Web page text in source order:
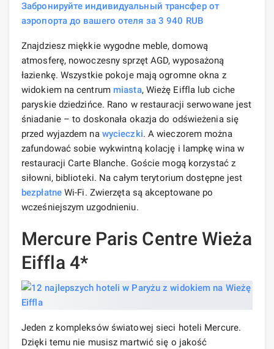
Забронируйте индивидуальный трансфер от
аэропорта до вашего отеля за 3 940 RUB
Znajdziesz miękkie wygodne meble, domową
atmosferę, nowoczesny sprzęt AGD, wyposażoną
łazienkę. Wszystkie pokoje mają ogromne okna z
widokiem na centrum miasta, Wieżę Eiffla lub ciche
paryskie dziedzińce. Rano w restauracji serwowane jest
śniadanie – to doskonała okazja do odświeżenia się
przed wyjazdem na wycieczki. A wieczorem można
zafundować sobie wykwintną kolację i lampkę wina w
restauracji Carte Blanche. Goście mogą korzystać z
siłowni, biblioteki. Na całym terytorium dostępne jest
bezpłatneWi-Fi. Zwierzęta są akceptowane po
wcześniejszym uzgodnieniu.
Mercure Paris Centre Wieża
Eiffla 4*
Jeden z kompleksów światowej sieci hoteli Mercure.
Dzięki temu nie musisz martwić się o jakość